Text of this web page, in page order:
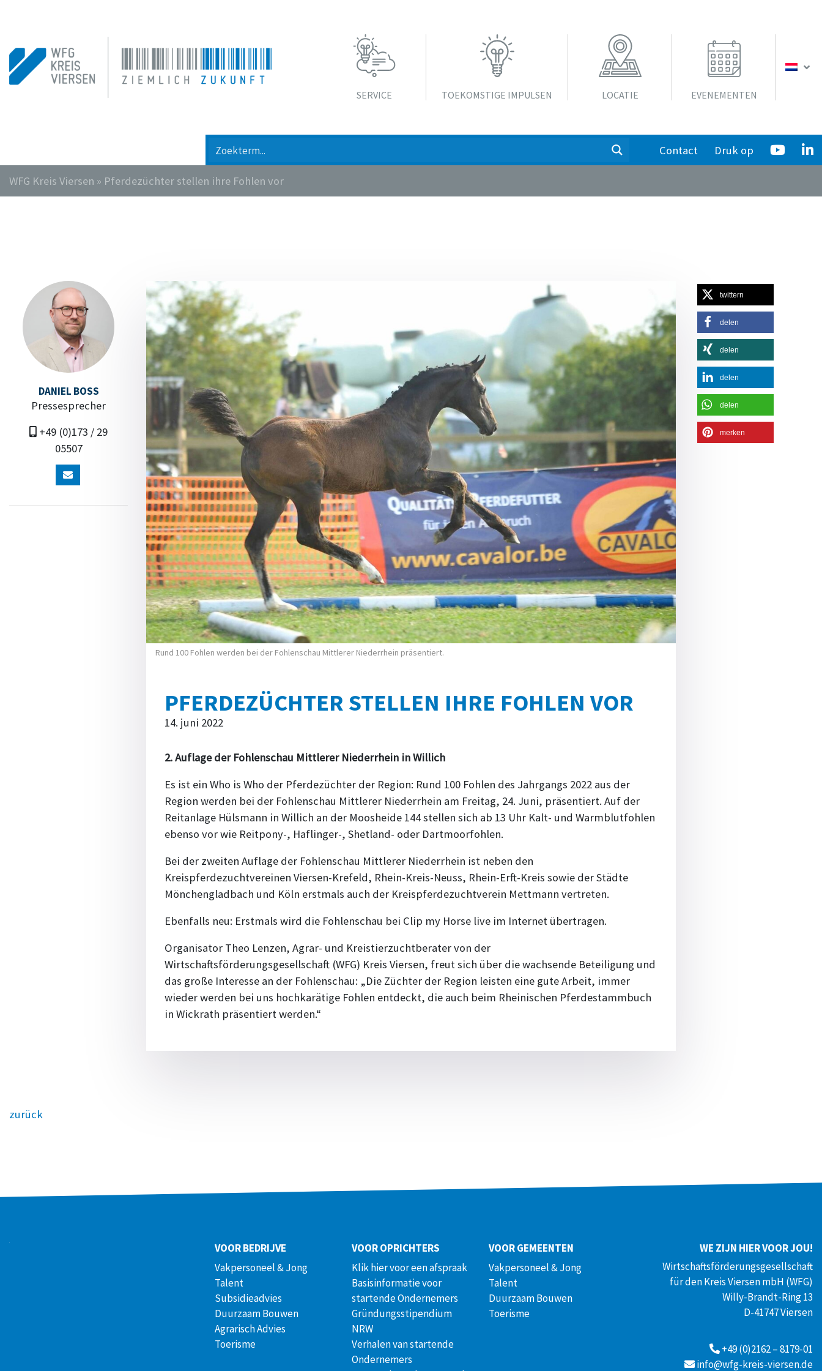
SERVICE TOEKOMSTIGE IMPULSEN LOCATIE EVENEMENTEN
Contact Druk op
WFG Kreis Viersen » Pferdezüchter stellen ihre Fohlen vor
DANIEL BOSS
Pressesprecher
+49 (0)173 / 29
05507
Rund 100 Fohlen werden bei der Fohlenschau Mittlerer Niederrhein präsentiert.
PFERDEZÜCHTER STELLEN IHRE FOHLEN VOR
14. juni 2022
2. Auflage der Fohlenschau Mittlerer Niederrhein in Willich
Es ist ein Who is Who der Pferdezüchter der Region: Rund 100 Fohlen des Jahrgangs 2022 aus der
Region werden bei der Fohlenschau Mittlerer Niederrhein am Freitag, 24. Juni, präsentiert. Auf der
Reitanlage Hülsmann in Willich an der Moosheide 144 stellen sich ab 13 Uhr Kalt- und Warmblutfohlen
ebenso vor wie Reitpony-, Haflinger-, Shetland- oder Dartmoorfohlen.
Bei der zweiten Auflage der Fohlenschau Mittlerer Niederrhein ist neben den
Kreispferdezuchtvereinen Viersen-Krefeld, Rhein-Kreis-Neuss, Rhein-Erft-Kreis sowie der Städte
Mönchengladbach und Köln erstmals auch der Kreispferdezuchtverein Mettmann vertreten.
Ebenfalls neu: Erstmals wird die Fohlenschau bei Clip my Horse live im Internet übertragen.
Organisator Theo Lenzen, Agrar- und Kreistierzuchtberater von der
Wirtschaftsförderungsgesellschaft (WFG) Kreis Viersen, freut sich über die wachsende Beteiligung und
das große Interesse an der Fohlenschau: „Die Züchter der Region leisten eine gute Arbeit, immer
wieder werden bei uns hochkarätige Fohlen entdeckt, die auch beim Rheinischen Pferdestammbuch
in Wickrath präsentiert werden.“
twittern
delen
delen
delen
delen
merken
zurück
VOOR BEDRIJVE
Vakpersoneel & Jong
Talent
Subsidieadvies
Duurzaam Bouwen
Agrarisch Advies
Toerisme
VOOR OPRICHTERS
Klik hier voor een afspraak
Basisinformatie voor
startende Ondernemers
Gründungsstipendium
NRW
Verhalen van startende
Ondernemers
VOOR GEMEENTEN
Vakpersoneel & Jong
Talent
Duurzaam Bouwen
Toerisme
WE ZIJN HIER VOOR JOU!
Wirtschaftsförderungsgesellschaft
für den Kreis Viersen mbH (WFG)
Willy-Brandt-Ring 13
D-41747 Viersen
+49 (0)2162 – 8179-01
info@wfg-kreis-viersen.de